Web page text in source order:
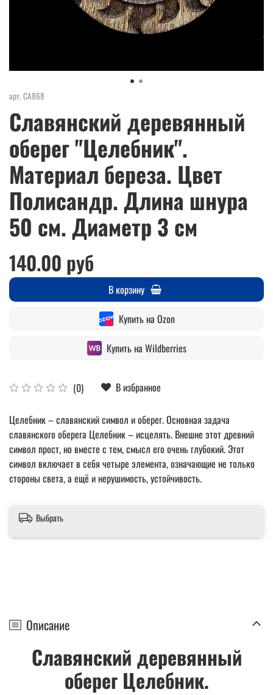
арт. СА868
Славянский деревянный
оберег "Целебник".
Материал береза. Цвет
Полисандр. Длина шнура
50 см. Диаметр 3 см
(0) В избранное
140.00 руб
В корзину
Купить на Ozon
Купить на Wildberries
Целебник – славянский символ и оберег. Основная задача
славянского оберега Целебник – исцелять. Внешне этот древний
символ прост, но вместе с тем, смысл его очень глубокий. Этот
символ включает в себя четыре элемента, означающие не только
стороны света, а ещё и нерушимость, устойчивость.
Выбрать
Описание
Славянский деревянный
оберег Целебник.